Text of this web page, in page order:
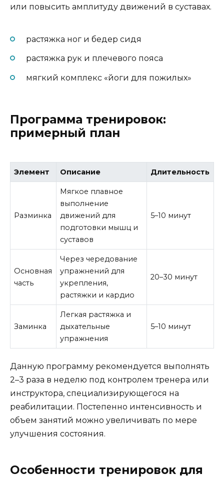
или повысить амплитуду движений в суставах.
растяжка ног и бедер сидя
растяжка рук и плечевого пояса
мягкий комплекс «йоги для пожилых»
Программа тренировок:
примерный план
Элемент Описание Длительность
Разминка
Мягкое плавное
выполнение
движений для
подготовки мышц и
суставов
5–10 минут
Основная
часть
Через чередование
упражнений для
укрепления,
растяжки и кардио
20–30 минут
Заминка
Легкая растяжка и
дыхательные
упражнения
5–10 минут
Данную программу рекомендуется выполнять
2–3 раза в неделю под контролем тренера или
инструктора, специализирующегося на
реабилитации. Постепенно интенсивность и
объем занятий можно увеличивать по мере
улучшения состояния.
Особенности тренировок для